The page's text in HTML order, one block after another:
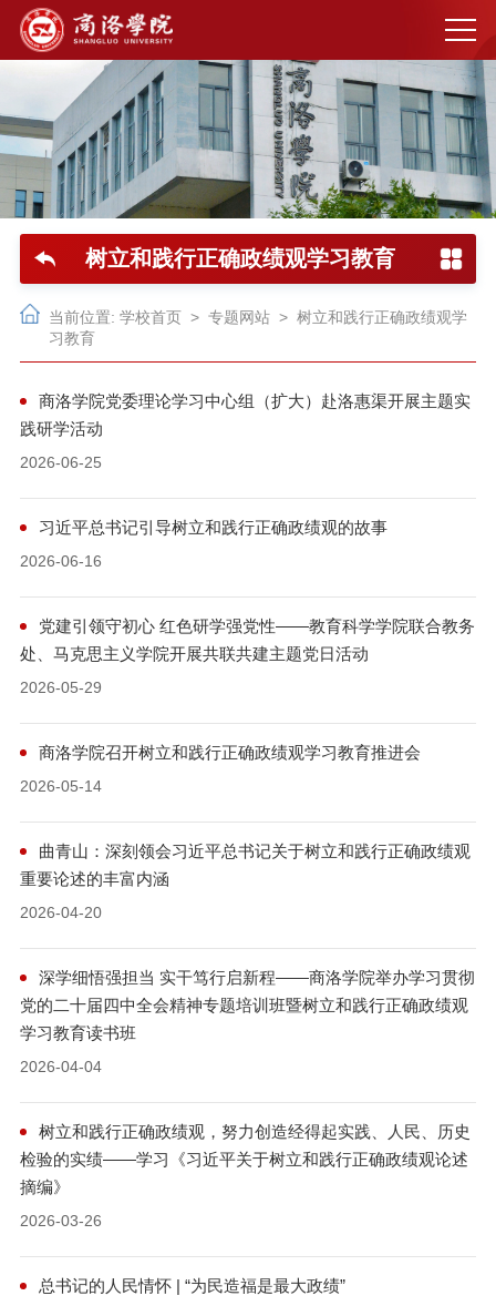
树立和践行正确政绩观学习教育
当前位置: 学校首页 > 专题网站> 树立和践行正确政绩观学
习教育
商洛学院党委理论学习中心组（扩大）赴洛惠渠开展主题实
践研学活动
2026-06-25
习近平总书记引导树立和践行正确政绩观的故事
2026-06-16
党建引领守初心 红色研学强党性——教育科学学院联合教务
处、马克思主义学院开展共联共建主题党日活动
2026-05-29
商洛学院召开树立和践行正确政绩观学习教育推进会
2026-05-14
曲青山：深刻领会习近平总书记关于树立和践行正确政绩观
重要论述的丰富内涵
2026-04-20
深学细悟强担当 实干笃行启新程——商洛学院举办学习贯彻
党的二十届四中全会精神专题培训班暨树立和践行正确政绩观
学习教育读书班
2026-04-04
树立和践行正确政绩观，努力创造经得起实践、人民、历史
检验的实绩——学习《习近平关于树立和践行正确政绩观论述
摘编》
2026-03-26
总书记的人民情怀 | “为民造福是最大政绩”